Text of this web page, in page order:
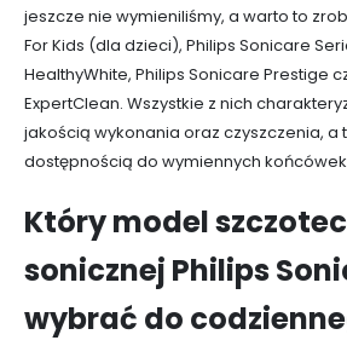
jeszcze nie wymieniliśmy, a warto to
For Kids (dla dzieci), Philips Sonicare
HealthyWhite, Philips Sonicare Prestige
ExpertClean. Wszystkie z nich
jakością wykonania oraz czyszczenia, a
dostępnością do wymiennych
Który model
sonicznej Philips
wybrać do